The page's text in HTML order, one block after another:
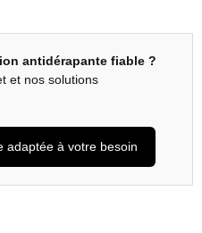
antidérapante fiable ?
et nos solutions
adaptée à votre besoin